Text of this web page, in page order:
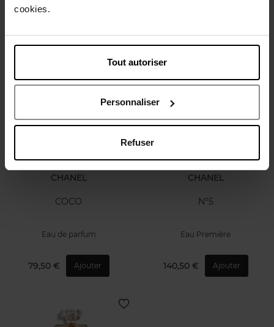
cookies.
Tout autoriser
Personnaliser
Refuser
CHANEL
COCO
Eau de parfum
79,50 € Ajouter
CHANEL
N°5
Eau Première
140,50 € Ajouter